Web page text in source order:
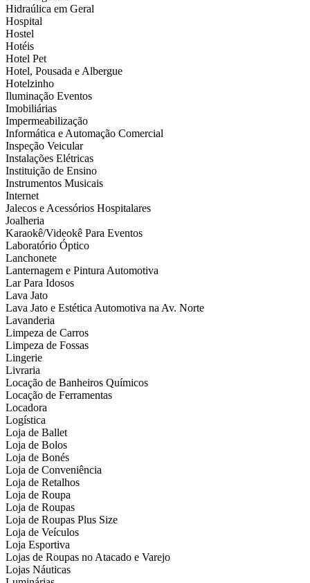
Hidraúlica em Geral
Hospital
Hostel
Hotéis
Hotel Pet
Hotel, Pousada e Albergue
Hotelzinho
Iluminação Eventos
Imobiliárias
Impermeabilização
Informática e Automação Comercial
Inspeção Veicular
Instalações Elétricas
Instituição de Ensino
Instrumentos Musicais
Internet
Jalecos e Acessórios Hospitalares
Joalheria
Karaokê/Videokê Para Eventos
Laboratório Óptico
Lanchonete
Lanternagem e Pintura Automotiva
Lar Para Idosos
Lava Jato
Lava Jato e Estética Automotiva na Av. Norte
Lavanderia
Limpeza de Carros
Limpeza de Fossas
Lingerie
Livraria
Locação de Banheiros Químicos
Locação de Ferramentas
Locadora
Logística
Loja de Ballet
Loja de Bolos
Loja de Bonés
Loja de Conveniência
Loja de Retalhos
Loja de Roupa
Loja de Roupas
Loja de Roupas Plus Size
Loja de Veículos
Loja Esportiva
Lojas de Roupas no Atacado e Varejo
Lojas Náuticas